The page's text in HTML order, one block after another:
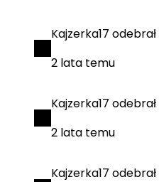
Kajzerka17 odebrał
2 lata temu
Kajzerka17 odebrał
2 lata temu
Kajzerka17 odebrał